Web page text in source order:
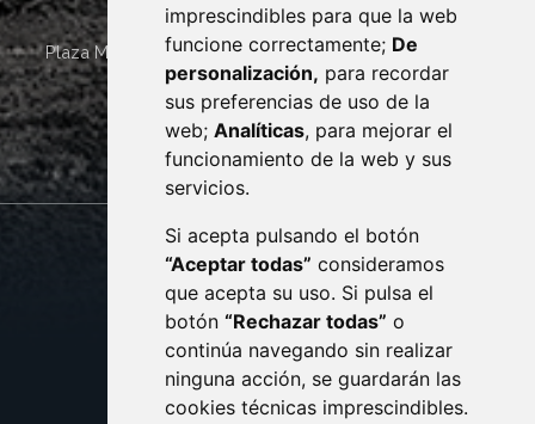
imprescindibles para que la web
funcione correctamente; De
personalización, para recordar
sus preferencias de uso de la
web; Analíticas, para mejorar el
funcionamiento de la web y sus
servicios.
Si acepta pulsando el botón
“Aceptar todas” consideramos
que acepta su uso. Si pulsa el
botón “Rechazar todas” o
continúa navegando sin realizar
ninguna acción, se guardarán las
cookies técnicas imprescindibles.
Plaza Mayor 4 22400 MONZÓN - ARAGÓN (ESPAÑA)
· (34) 974 400 700 ·
sac@monzon.es
monzon.es
CONTACTO
AVISO LEGAL
PROTECCIÓN DE DATOS
POLÍTICA DE COOKIES
ACCESIBILIDAD
ENLACE EXTERNO AL